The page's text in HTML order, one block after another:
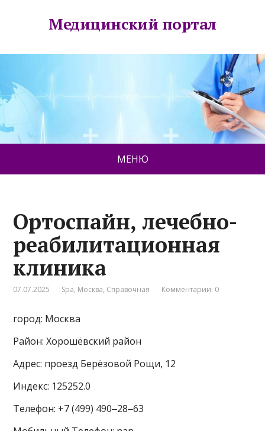
Медицинский портал
МЕНЮ
Ортоспайн, лечебно-
реабилитационная
клиника
07.07.2025 Spa, Москва, Справочная Комментарии: 0
город: Москва
Район: Хорошёвский район
Адрес: проезд Берёзовой Рощи, 12
Индекс: 125252.0
Телефон: +7 (499) 490‒28‒63